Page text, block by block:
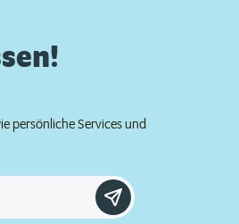
persönliche Services und